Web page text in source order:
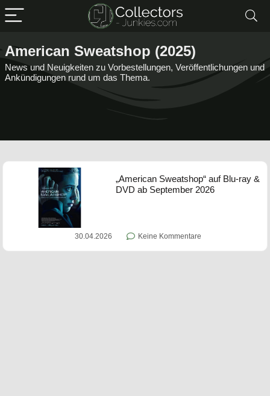
American Sweatshop (2025)
News und Neuigkeiten zu Vorbestellungen, Veröffentlichungen und
Ankündigungen rund um das Thema.
„American Sweatshop“ auf Blu-ray &
DVD ab September 2026
30.04.2026 Keine Kommentare